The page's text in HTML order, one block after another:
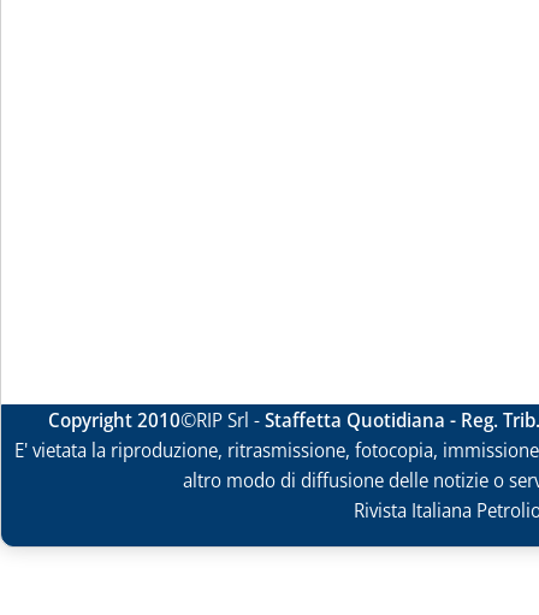
Copyright 2010©RIP Srl -Staffetta Quotidiana - Reg.
E' vietata la riproduzione, ritrasmissione, fotocopia,
altro modo di diffusione delle notizie o
Rivista Italiana